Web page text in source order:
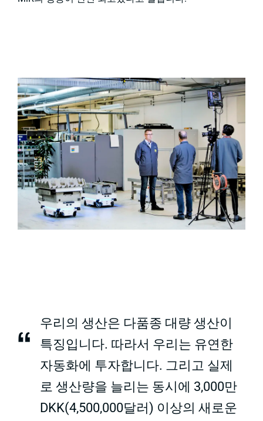
“
우리의 생산은 다품종 대량 생산이
특징입니다. 따라서 우리는 유연한
자동화에 투자합니다. 그리고 실제
로 생산량을 늘리는 동시에 3,000만
DKK(4,500,000달러) 이상의 새로운